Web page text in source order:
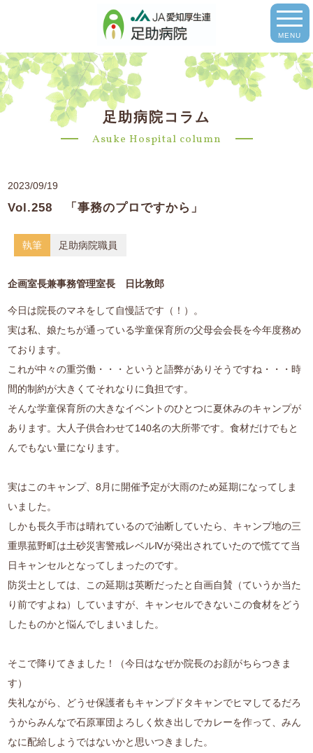
MENU
足助病院コラム
Asuke Hospital column
2023/09/19
Vol.258 「事務のプロですから」
執筆 足助病院職員
企画室長兼事務管理室長 日比敦郎
今日は院長のマネをして自慢話です（！）。
実は私、娘たちが通っている学童保育所の父母会会長を今年度務め
ております。
これが中々の重労働・・・というと語弊がありそうですね・・・時
間的制約が大きくてそれなりに負担です。
そんな学童保育所の大きなイベントのひとつに夏休みのキャンプが
あります。大人子供合わせて140名の大所帯です。食材だけでもと
んでもない量になります。
実はこのキャンプ、8月に開催予定が大雨のため延期になってしま
いました。
しかも長久手市は晴れているので油断していたら、キャンプ地の三
重県菰野町は土砂災害警戒レベルⅣが発出されていたので慌てて当
日キャンセルとなってしまったのです。
防災士としては、この延期は英断だったと自画自賛（ていうか当た
り前ですよね）していますが、キャンセルできないこの食材をどう
したものかと悩んでしまいました。
そこで降りてきました！（今日はなぜか院長のお顔がちらつきま
す）
失礼ながら、どうせ保護者もキャンプドタキャンでヒマしてるだろ
うからみんなで石原軍団よろしく炊き出しでカレーを作って、みん
なに配給しようではないかと思いつきました。